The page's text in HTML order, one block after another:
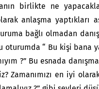
birlikte ne
anlaşma yaptıkları
bağlı olmadan
oturumda “ Bu kişi bana
?” Bu esnada
Zamanımızı en iyi